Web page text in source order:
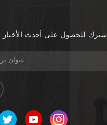
زيادة ارتفاع المقعد
مقاعد
مقعد بيديت قابل
اشترك للحصول على أحدث الأخبار